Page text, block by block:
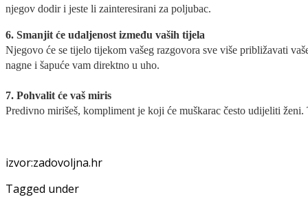
njegov dodir i jeste li zainteresirani za poljubac.
6. Smanjit će udaljenost između vaših tijela
Njegovo će se tijelo tijekom vašeg razgovora sve više približavati
nagne i šapuće vam direktno u uho.
7. Pohvalit će vaš miris
Predivno mirišeš, kompliment je koji će muškarac često udijeliti
izvor:zadovoljna.hr
Tagged under